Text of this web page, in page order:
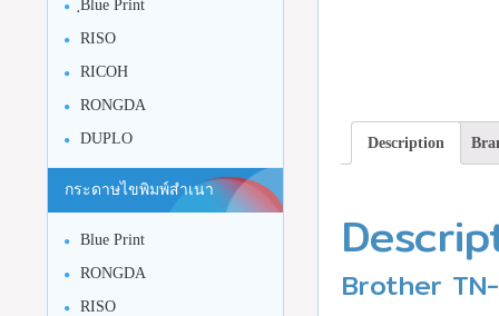
Description
Brother
ฺBlue Print
RISO
RICOH
RONGDA
DUPLO
กระดาษไขพิมพ์สำเนา
Blue Print
RONGDA
RISO